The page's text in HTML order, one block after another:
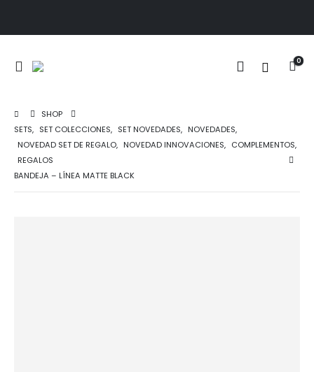
0
SHOP
SETS, SET COLECCIONES, SET NOVEDADES, NOVEDADES,
NOVEDAD SET DE REGALO, NOVEDAD INNOVACIONES, COMPLEMENTOS,
REGALOS
BANDEJA – LÍNEA MATTE BLACK